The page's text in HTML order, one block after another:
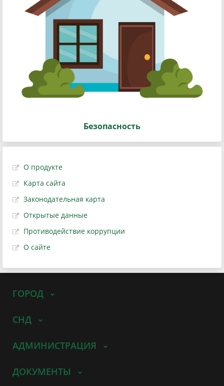
Безопасность
О продукте
Карта сайта
Законодательная карта
Открытые данные
Противодействие коррупции
О сайте
ГОРОД
СНД
АДМИНИСТРАЦИЯ
ДОКУМЕНТЫ